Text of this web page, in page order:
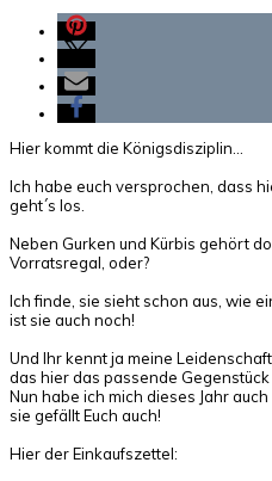
Hier kommt die Königsdisziplin…
Ich habe euch versprochen, dass
geht´s los.
Neben Gurken und Kürbis gehört
Vorratsregal, oder?
Ich finde, sie sieht schon aus, wie
ist sie auch noch!
Und Ihr kennt ja meine
das hier das passende Gegenstück
Nun habe ich mich dieses Jahr
sie gefällt Euch auch!
Hier der Einkaufszettel: